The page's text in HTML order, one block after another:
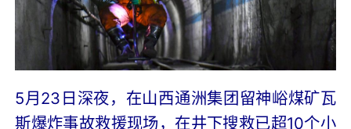
5月23日深夜，在山西通洲集团留神峪煤矿瓦
斯爆炸事故救援现场，在井下搜救已超10个小